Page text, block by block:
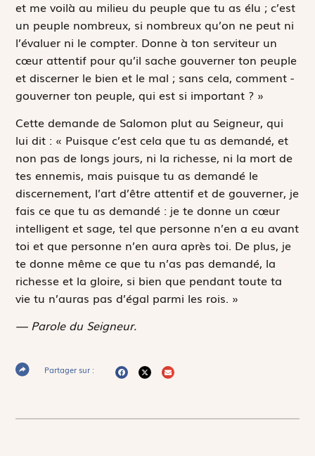
et me voilà au milieu du peuple que tu as élu ; c’est
un peuple nombreux, si nombreux qu’on ne peut ni
l’évaluer ni le compter. Donne à ton serviteur un
cœur attentif pour qu’il sache gouverner ton peuple
et discerner le bien et le mal ; sans cela, comment ­
gouverner ton peuple, qui est si important ? »
Cette demande de Salomon plut au Seigneur, qui
lui dit : « Puisque c’est cela que tu as demandé, et
non pas de longs jours, ni la richesse, ni la mort de
tes ennemis, mais puisque tu as demandé le
discernement, l’art d’être attentif et de gouverner, je
fais ce que tu as demandé : je te donne un cœur
intelligent et sage, tel que personne n’en a eu avant
toi et que personne n’en aura après toi. De plus, je
te donne même ce que tu n’as pas demandé, la
richesse et la gloire, si bien que pendant toute ta
vie tu n’auras pas d’égal parmi les rois. »
— Parole du Seigneur.
Partager sur :